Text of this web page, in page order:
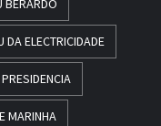
BERARDO
DA ELECTRICIDADE
MARINHA